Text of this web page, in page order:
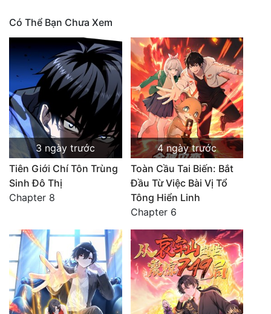
Có Thể Bạn Chưa Xem
3 ngày trước
Tiên Giới Chí Tôn Trùng
Sinh Đô Thị
Chapter 8
4 ngày trước
Toàn Cầu Tai Biến: Bắt
Đầu Từ Việc Bài Vị Tổ
Tông Hiển Linh
Chapter 6